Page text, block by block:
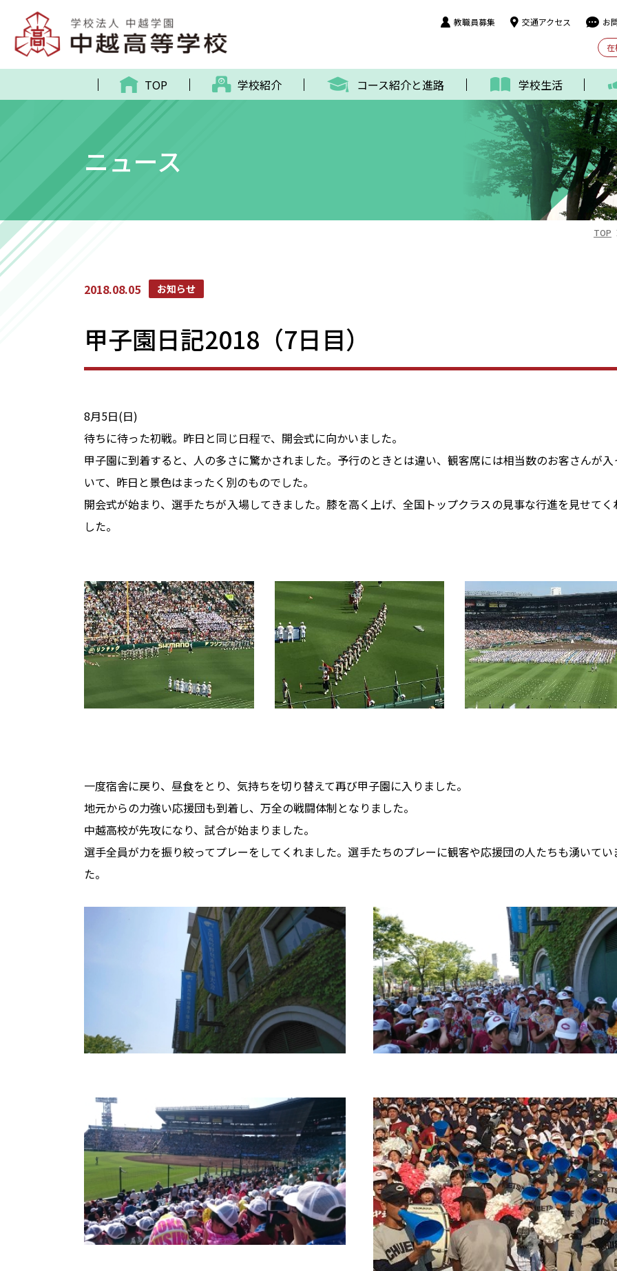
教職員募集 交通アクセス お
在
TOP 学校紹介 コース紹介と進路 学校生活
ニュース
TOP
2018.08.05 お知らせ
甲子園日記2018（7日目）
8月5日(日)
待ちに待った初戦。昨日と同じ日程で、開会式に向かいました。
甲子園に到着すると、人の多さに驚かされました。予行のときとは違い、観客席には相当数のお客さんが入
いて、昨日と景色はまったく別のものでした。
開会式が始まり、選手たちが入場してきました。膝を高く上げ、全国トップクラスの見事な行進を見せてく
した。
一度宿舎に戻り、昼食をとり、気持ちを切り替えて再び甲子園に入りました。
地元からの力強い応援団も到着し、万全の戦闘体制となりました。
中越高校が先攻になり、試合が始まりました。
選手全員が力を振り絞ってプレーをしてくれました。選手たちのプレーに観客や応援団の人たちも湧いてい
た。